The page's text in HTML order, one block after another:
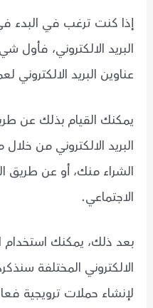
إذا كنت ترغب في البدء
البريد الالكتروني،
عناوين البريد الالكتروني
يمكنك القيام بذلك عن
البريد الالكتروني من
الشراء منك، أو عن طريق
الاجتماعي.
بعد ذلك، يمكنك استخدام
الالكتروني المختلفة
لإنشاء حملات ترويجية